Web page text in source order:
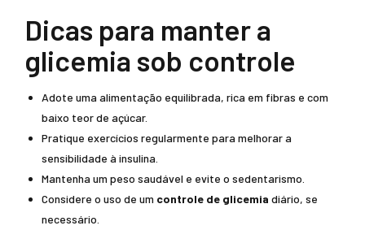
Dicas para manter a
glicemia sob controle
Adote uma alimentação equilibrada, rica em fibras e com
baixo teor de açúcar.
Pratique exercícios regularmente para melhorar a
sensibilidade à insulina.
Mantenha um peso saudável e evite o sedentarismo.
Considere o uso de um controle de glicemia diário, se
necessário.